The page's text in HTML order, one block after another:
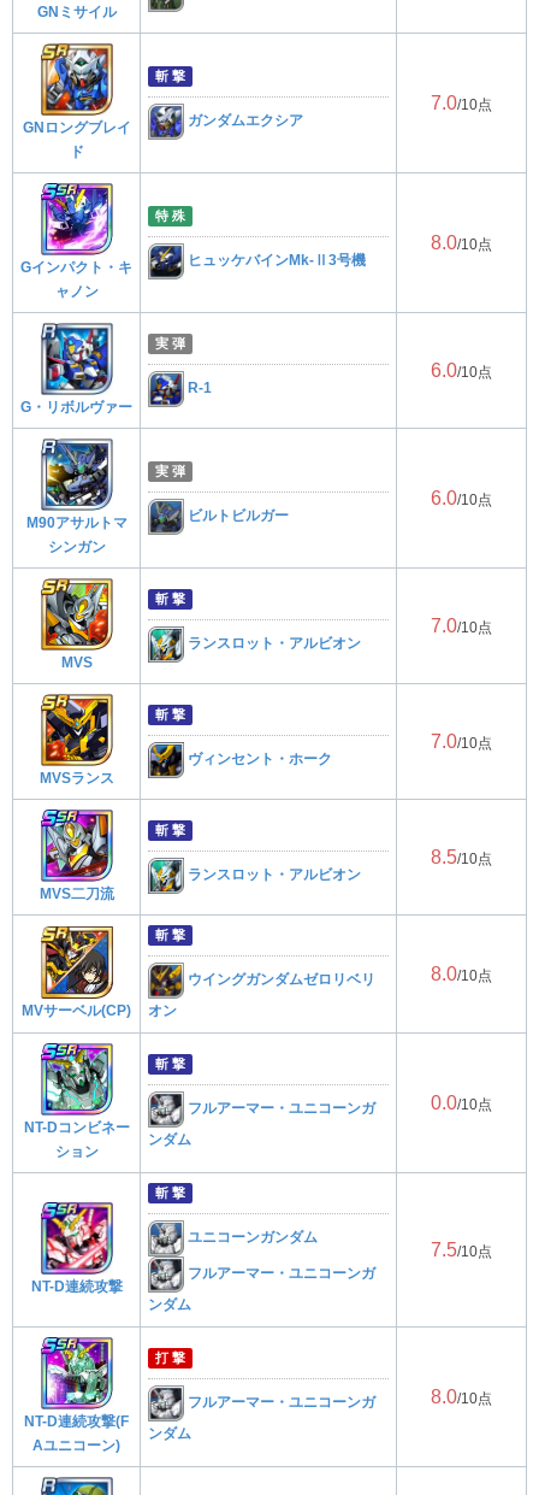
GNミサイル
GNロングブレイ
ド
斬 撃
ガンダムエクシア
7.0/10点
Gインパクト・キ
ャノン
特 殊
ヒュッケバインMk-Ⅱ3号機
8.0/10点
G・リボルヴァー
実 弾
R-1
6.0/10点
M90アサルトマ
シンガン
実 弾
ビルトビルガー
6.0/10点
MVS
斬 撃
ランスロット・アルビオン
7.0/10点
MVSランス
斬 撃
ヴィンセント・ホーク
7.0/10点
MVS二刀流
斬 撃
ランスロット・アルビオン
8.5/10点
MVサーベル(CP)
斬 撃
ウイングガンダムゼロリベリ
オン
8.0/10点
NT-Dコンビネー
ション
斬 撃
フルアーマー・ユニコーンガ
ンダム
0.0/10点
NT-D連続攻撃
斬 撃
ユニコーンガンダム
フルアーマー・ユニコーンガ
ンダム
7.5/10点
NT-D連続攻撃(F
Aユニコーン)
打 撃
フルアーマー・ユニコーンガ
ンダム
8.0/10点